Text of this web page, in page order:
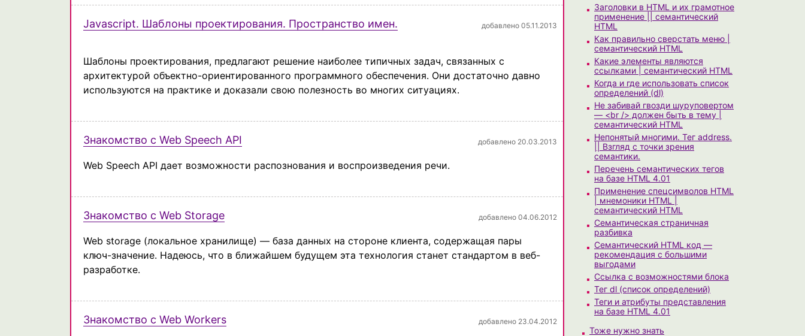
Javascript. Шаблоны проектирования. Пространство имен. добавлено 05.11.2013
Шаблоны проектирования, предлагают решение наиболее типичных задач, связанных с
архитектурой объектно-ориентированного программного обеспечения. Они достаточно давно
используются на практике и доказали свою полезность во многих ситуациях.
Знакомство с Web Speech API добавлено 20.03.2013
Web Speech API дает возможности распознования и воспроизведения речи.
Знакомство с Web Storage добавлено 04.06.2012
Web storage (локальное хранилище) — база данных на стороне клиента, содержащая пары
ключ-значение. Надеюсь, что в ближайшем будущем эта технология станет стандартом в веб-
разработке.
Знакомство с Web Workers добавлено 23.04.2012
Заголовки в HTML и их грамотное
применение || семантический
HTML
Как правильно сверстать меню |
семантический HTML
Какие элементы являются
ссылками | семантический HTML
Когда и где использовать список
определений (dl)
Не забивай гвозди шуруповертом
— <br /> должен быть в тему |
семантический HTML
Непонятый многими. Тег address.
|| Взгляд с точки зрения
семантики.
Перечень семантических тегов
на базе HTML 4.01
Применение спецсимволов HTML
| мнемоники HTML |
семантический HTML
Семантическая страничная
разбивка
Семантический HTML код —
рекомендация с большими
выгодами
Ссылка с возможностями блока
Тег dl (список определений)
Теги и атрибуты представления
на базе HTML 4.01
Тоже нужно знать